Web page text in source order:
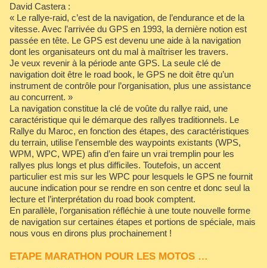
David Castera :
« Le rallye-raid, c’est de la navigation, de l’endurance et de la
vitesse. Avec l’arrivée du GPS en 1993, la dernière notion est
passée en tête. Le GPS est devenu une aide à la navigation
dont les organisateurs ont du mal à maîtriser les travers.
Je veux revenir à la période ante GPS. La seule clé de
navigation doit être le road book, le GPS ne doit être qu’un
instrument de contrôle pour l’organisation, plus une assistance
au concurrent. »
La navigation constitue la clé de voûte du rallye raid, une
caractéristique qui le démarque des rallyes traditionnels. Le
Rallye du Maroc, en fonction des étapes, des caractéristiques
du terrain, utilise l’ensemble des waypoints existants (WPS,
WPM, WPC, WPE) afin d’en faire un vrai tremplin pour les
rallyes plus longs et plus difficiles. Toutefois, un accent
particulier est mis sur les WPC pour lesquels le GPS ne fournit
aucune indication pour se rendre en son centre et donc seul la
lecture et l’interprétation du road book comptent.
En parallèle, l’organisation réfléchie à une toute nouvelle forme
de navigation sur certaines étapes et portions de spéciale, mais
nous vous en dirons plus prochainement !
​ETAPE MARATHON POUR LES MOTOS …